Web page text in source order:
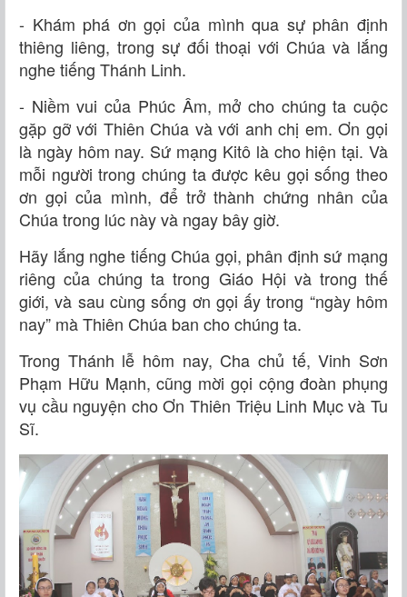
- Khám phá ơn gọi của mình qua sự phân định
thiêng liêng, trong sự đối thoại với Chúa và lắng
nghe tiếng Thánh Linh.
- Niềm vui của Phúc Âm, mở cho chúng ta cuộc
gặp gỡ với Thiên Chúa và với anh chị em. Ơn gọi
là ngày hôm nay. Sứ mạng Kitô là cho hiện tại. Và
mỗi người trong chúng ta được kêu gọi sống theo
ơn gọi của mình, để trở thành chứng nhân của
Chúa trong lúc này và ngay bây giờ.
Hãy lắng nghe tiếng Chúa gọi, phân định sứ mạng
riêng của chúng ta trong Giáo Hội và trong thế
giới, và sau cùng sống ơn gọi ấy trong “ngày hôm
nay” mà Thiên Chúa ban cho chúng ta.
Trong Thánh lễ hôm nay, Cha chủ tế, Vinh Sơn
Phạm Hữu Mạnh, cũng mời gọi cộng đoàn phụng
vụ cầu nguyện cho Ơn Thiên Triệu Linh Mục và Tu
Sĩ.